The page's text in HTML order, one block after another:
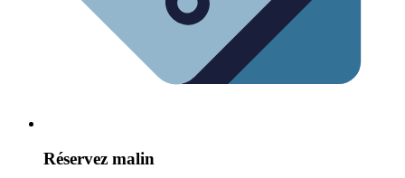
Réservez malin